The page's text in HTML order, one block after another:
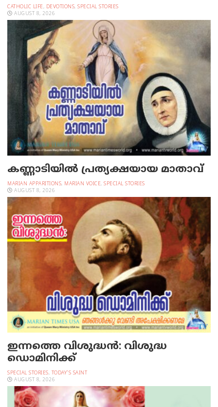
CATHOLIC LIFE, DEVOTIONS, SPECIAL STORIES
AUGUST 8, 2026
കണ്ണാടിയില്‍ പ്രത്യക്ഷയായ മാതാവ്
MARIAN APPARITIONS, MARIAN VOICE, SPECIAL STORIES
AUGUST 8, 2026
ഇന്നത്തെ വിശുദ്ധന്‍: വിശുദ്ധ
ഡൊമിനിക്ക്
SPECIAL STORIES, TODAY'S SAINT
AUGUST 8, 2026